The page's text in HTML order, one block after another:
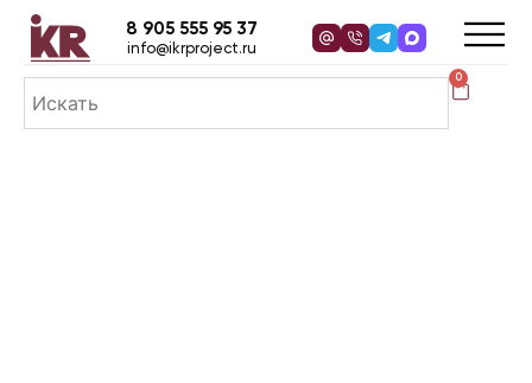
0
8 905 555 95 37
info@ikrproject.ru